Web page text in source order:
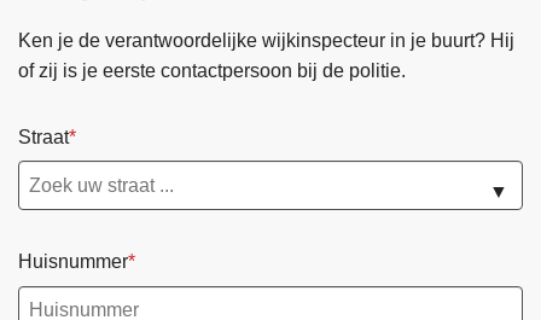
Ken je de verantwoordelijke wijkinspecteur in je buurt? Hij
of zij is je eerste contactpersoon bij de politie.
Straat
▼
Huisnummer